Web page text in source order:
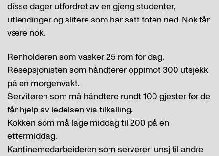
disse dager utfordret av en gjeng studenter,
utlendinger og slitere som har satt foten ned. Nok får
være nok.
Renholderen som vasker 25 rom for dag.
Resepsjonisten som håndterer oppimot 300 utsjekk
på en morgenvakt.
Servitøren som må håndtere rundt 100 gjester før de
får hjelp av ledelsen via tilkalling.
Kokken som må lage middag til 200 på en
ettermiddag.
Kantinemedarbeideren som serverer lunsj til andre